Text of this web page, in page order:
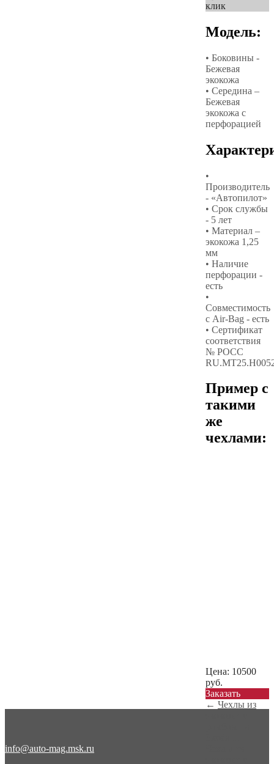
клик
Модель:
• Боковины -
Бежевая
экокожа
• Середина –
Бежевая
экокожа с
перфорацией
•
Производитель
- «Автопилот»
• Срок службы
- 5 лет
• Материал –
экокожа 1,25
мм
• Наличие
перфорации -
есть
•
Совместимость
с Air-Bag - есть
• Сертификат
соответствия
№ РОСС
Пример с
такими
же
чехлами:
Цена: 10500
руб.
Заказать
← Чехлы из
info@auto-mag.msk.ru